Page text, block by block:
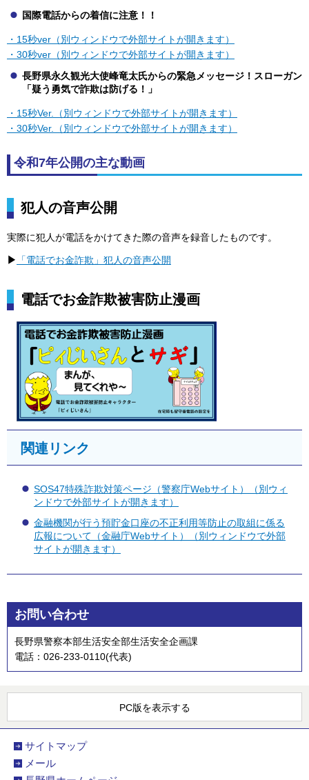
国際電話からの着信に注意！！
・15秒ver（別ウィンドウで外部サイトが開きます）
・30秒ver（別ウィンドウで外部サイトが開きます）
長野県永久観光大使峰竜太氏からの緊急メッセージ！スローガン
「疑う勇気で詐欺は防げる！」
・ 15秒Ver.（別ウィンドウで外部サイトが開きます）
・ 30秒Ver.（別ウィンドウで外部サイトが開きます）
令和7年公開の主な動画
犯人の音声公開
実際に犯人が電話をかけてきた際の音声を録音したものです。
▶ 「電話でお金詐欺」犯人の音声公開
電話でお金詐欺被害防止漫画
関連リンク
SOS47特殊詐欺対策ページ（警察庁Webサイト）（別ウィ
ンドウで外部サイトが開きます）
金融機関が行う預貯金口座の不正利用等防止の取組に係る
広報について（金融庁Webサイト）（別ウィンドウで外部
サイトが開きます）
お問い合わせ
長野県警察本部生活安全部生活安全企画課
電話：026-233-0110(代表)
PC版を表示する
サイトマップ
メール